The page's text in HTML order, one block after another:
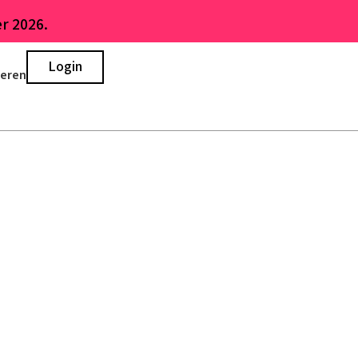
2026.
Login